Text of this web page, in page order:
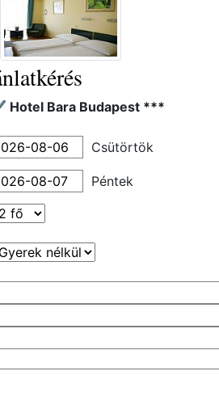
Hotel Bara Budapest ***
Csütörtök
Péntek